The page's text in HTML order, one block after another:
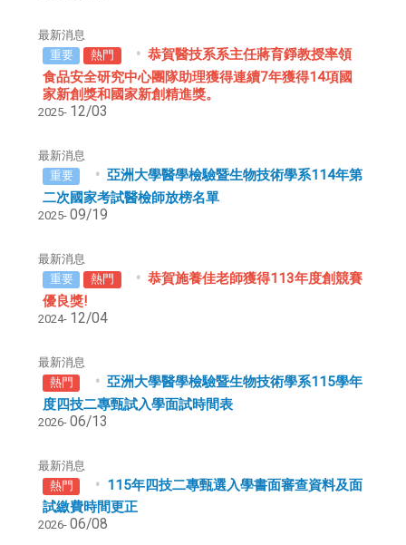
最新消息
重要
熱門
恭賀醫技系系主任蔣育錚教授率領
食品安全研究中心團隊助理獲得連續7年獲得14項國
家新創獎和國家新創精進獎。
2025- 12/03
最新消息
重要
亞洲大學醫學檢驗暨生物技術學系114年第
二次國家考試醫檢師放榜名單
2025- 09/19
最新消息
重要
熱門
恭賀施養佳老師獲得113年度創競賽
優良獎!
2024- 12/04
最新消息
熱門
亞洲大學醫學檢驗暨生物技術學系115學年
度四技二專甄試入學面試時間表
2026- 06/13
最新消息
熱門
115年四技二專甄選入學書面審查資料及面
試繳費時間更正
2026- 06/08